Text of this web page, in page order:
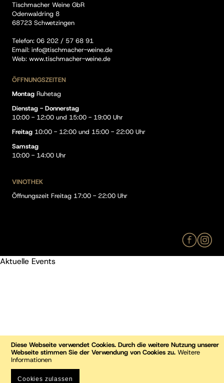
Diese Webseite verwendet Cookies. Durch die weitere Nutzung unserer
Webseite stimmen Sie der Verwendung von Cookies zu. Weitere
Informationen
Cookies zulassen
Tischmacher Weine GbR
Odenwaldring 8
68723 Schwetzingen
Telefon: 06 202 / 57 68 91
Email: info@tischmacher-weine.de
Web: www.tischmacher-weine.de
ÖFFNUNGSZEITEN
Montag Ruhetag
Dienstag - Donnerstag
10:00 - 12:00 und 15:00 - 19:00 Uhr
Freitag 10:00 - 12:00 und 15:00 - 22:00 Uhr
Samstag
10:00 - 14:00 Uhr
VINOTHEK
Öffnungszeit Freitag 17:00 - 22:00 Uhr
Aktuelle Events